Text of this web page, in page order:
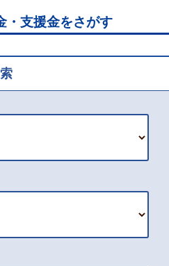
・支援金をさがす